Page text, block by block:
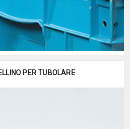
PER TUBOLARE